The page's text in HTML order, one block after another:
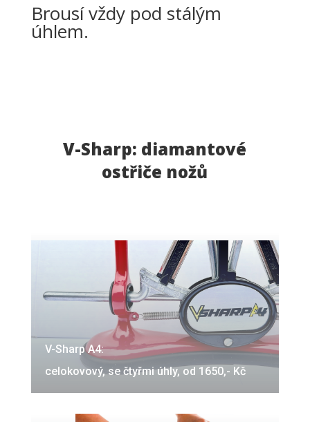
Brousí vždy pod stálým
úhlem.
V-Sharp: diamantové
ostřiče nožů
V-Sharp A4:
celokovový, se čtyřmi úhly, od 1650,- Kč